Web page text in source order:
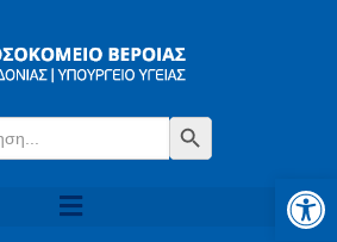
Search Button